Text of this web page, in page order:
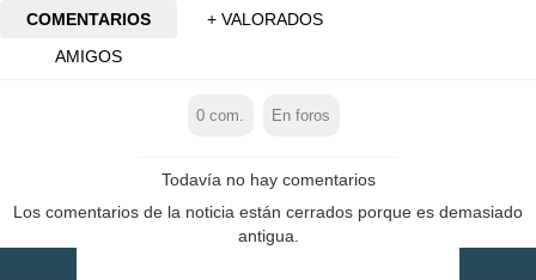
COMENTARIOS
+ VALORADOS
AMIGOS
0 com. En foros
Todavía no hay comentarios
Los comentarios de la noticia están cerrados porque es demasiado
antigua.